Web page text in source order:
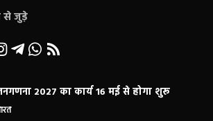
से जुड़े
2027 का कार्य 16 मई से होगा शुरू